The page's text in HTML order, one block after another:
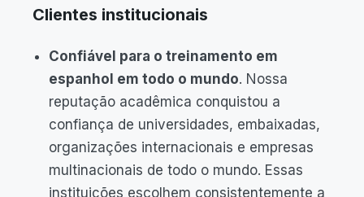
Clientes institucionais
Confiável para o treinamento em
espanhol em todo o mundo. Nossa
reputação acadêmica conquistou a
confiança de universidades, embaixadas,
organizações internacionais e empresas
multinacionais de todo o mundo. Essas
instituições escolhem consistentemente a